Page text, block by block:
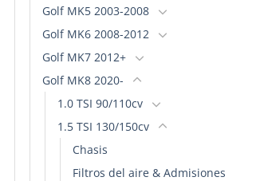
Golf MK5 2003-2008
Golf MK6 2008-2012
Golf MK7 2012+
Golf MK8 2020-
1.0 TSI 90/110cv
1.5 TSI 130/150cv
Chasis
Filtros del aire & Admisiones